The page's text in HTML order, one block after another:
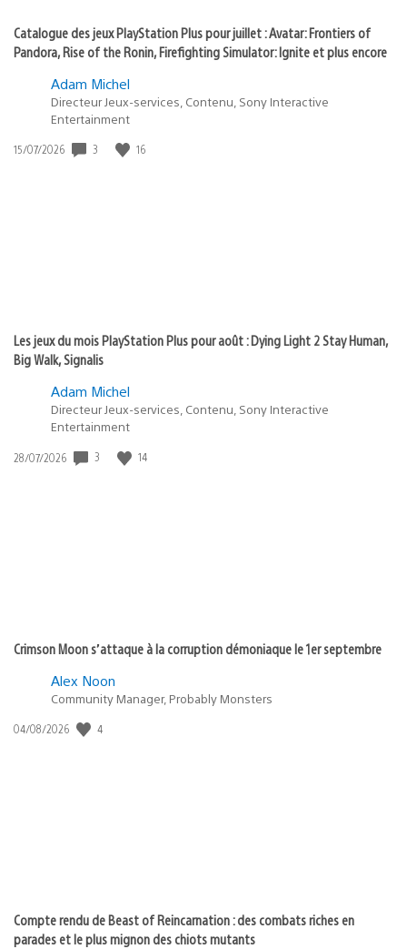
Catalogue des jeux PlayStation Plus pour juillet : Avatar: Frontiers of
Pandora, Rise of the Ronin, Firefighting Simulator: Ignite et plus encore
Adam Michel
Directeur Jeux-services, Contenu, Sony Interactive
Entertainment
Date
15/07/2026 3 16
Les jeux du mois PlayStation Plus pour août : Dying Light 2 Stay Human,
Big Walk, Signalis
Adam Michel
Directeur Jeux-services, Contenu, Sony Interactive
Entertainment
Date
28/07/2026 3 14
Crimson Moon s’attaque à la corruption démoniaque le 1er septembre
Alex Noon
Community Manager, Probably Monsters
Date
04/08/2026 4
Compte rendu de Beast of Reincarnation : des combats riches en
parades et le plus mignon des chiots mutants